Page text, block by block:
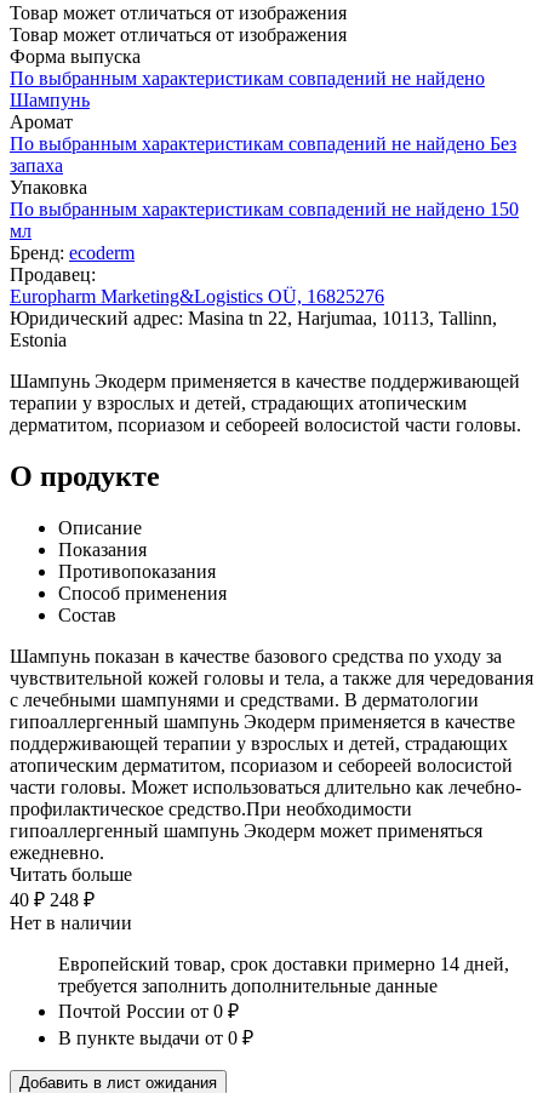
Товар может отличаться от изображения
Товар может отличаться от изображения
Форма выпуска
По выбранным характеристикам совпадений не найдено
Шампунь
Аромат
По выбранным характеристикам совпадений не найдено Без
запаха
Упаковка
По выбранным характеристикам совпадений не найдено 150
мл
Бренд: ecoderm
Продавец:
Europharm Marketing&Logistics OÜ, 16825276
Юридический адрес: Masina tn 22, Harjumaa, 10113, Tallinn,
Estonia
Шампунь Экодерм применяется в качестве поддерживающей
терапии у взрослых и детей, страдающих атопическим
дерматитом, псориазом и себореей волосистой части головы.
О продукте
Описание
Показания
Противопоказания
Способ применения
Состав
Шампунь показан в качестве базового средства по уходу за
чувствительной кожей головы и тела, а также для чередования
с лечебными шампунями и средствами. В дерматологии
гипоаллергенный шампунь Экодерм применяется в качестве
поддерживающей терапии у взрослых и детей, страдающих
атопическим дерматитом, псориазом и себореей волосистой
части головы. Может использоваться длительно как лечебно-
профилактическое средство.При необходимости
гипоаллергенный шампунь Экодерм может применяться
ежедневно.
Читать больше
40 ₽ 248 ₽
Нет в наличии
Европейский товар, срок доставки примерно 14 дней,
требуется заполнить дополнительные данные
Почтой России от 0 ₽
В пункте выдачи от 0 ₽
Добавить в лист ожидания